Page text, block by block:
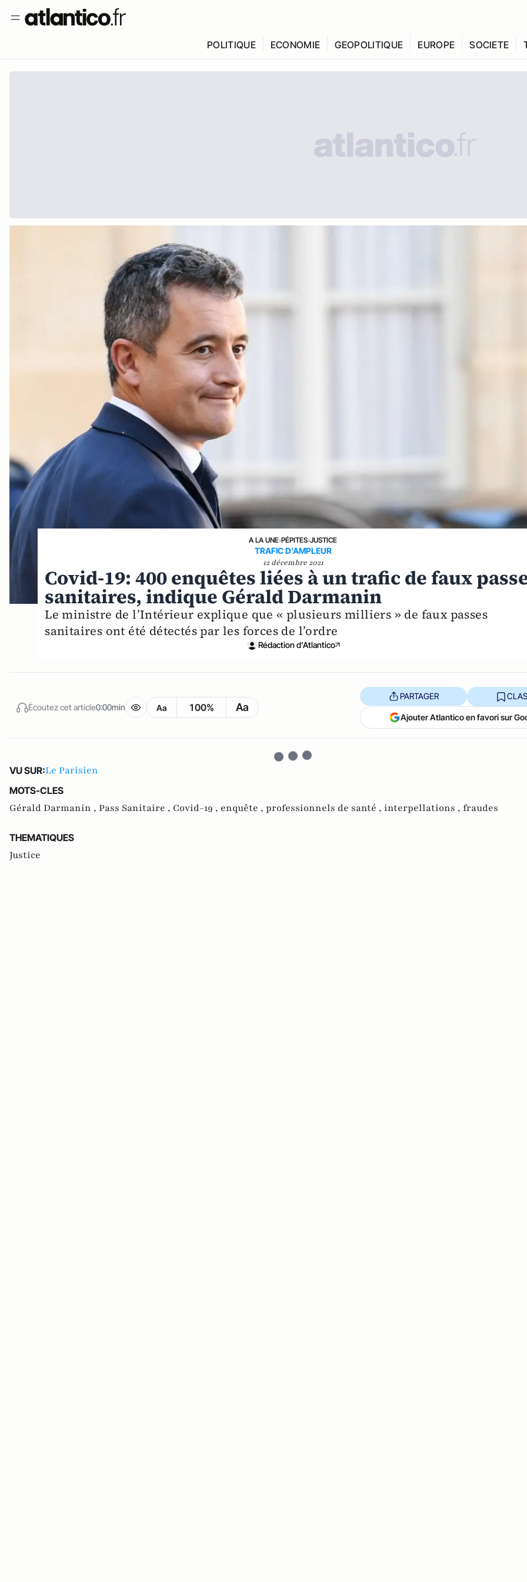
POLITIQUE ECONOMIE GEOPOLITIQUE EUROPE SOCIETE
A LA UNE›PÉPITES›JUSTICE
TRAFIC D'AMPLEUR
12 décembre 2021
Covid-19: 400 enquêtes liées à un trafic de faux
sanitaires, indique Gérald Darmanin
Le ministre de l’Intérieur explique que « plusieurs milliers » de faux passes
sanitaires ont été détectés par les forces de l’ordre
Rédaction d'Atlantico
Écoutez cet article0:00min Aa 100% Aa
PARTAGER
Ajouter Atlantico en favori sur
VU SUR:Le Parisien
MOTS-CLES
Gérald Darmanin , Pass Sanitaire , Covid-19 , enquête , professionnels de santé , interpellations , fraudes
THEMATIQUES
Justice